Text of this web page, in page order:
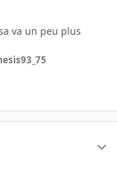
va un peu plus